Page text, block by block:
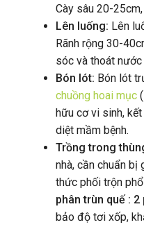
Cày sâu 20-
Lên luống: Lên
Rãnh rộng 30-
sóc và thoát nước
Bón lót: Bón lót
chuồng hoai mục
hữu cơ vi sinh,
diệt mầm bệnh.
Trồng trong
nhà, cần chuẩn bị
thức phối trộn
phân trùn quế : 2
bảo độ tơi xốp,